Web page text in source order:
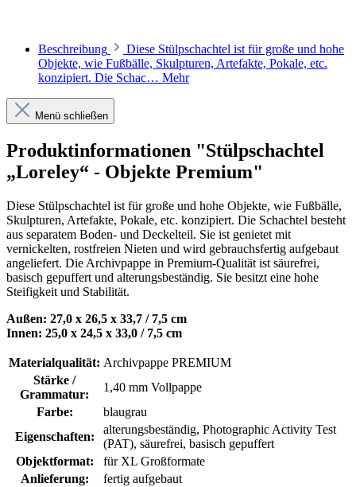
Beschreibung
Diese Stülpschachtel ist für große und hohe
Objekte, wie Fußbälle, Skulpturen, Artefakte, Pokale, etc.
konzipiert. Die Schac… Mehr
Menü schließen
Produktinformationen "Stülpschachtel
„Loreley“ - Objekte Premium"
Diese Stülpschachtel ist für große und hohe Objekte, wie Fußbälle,
Skulpturen, Artefakte, Pokale, etc. konzipiert. Die Schachtel besteht
aus separatem Boden- und Deckelteil. Sie ist genietet mit
vernickelten, rostfreien Nieten und wird gebrauchsfertig aufgebaut
angeliefert. Die Archivpappe in Premium-Qualität ist säurefrei,
basisch gepuffert und alterungsbeständig. Sie besitzt eine hohe
Steifigkeit und Stabilität.
Außen: 27,0 x 26,5 x 33,7 / 7,5 cm
Innen: 25,0 x 24,5 x 33,0 / 7,5 cm
Materialqualität: Archivpappe PREMIUM
Stärke /
Grammatur:
1,40 mm Vollpappe
Farbe:
blaugrau
Eigenschaften:
alterungsbeständig, Photographic Activity Test
(PAT), säurefrei, basisch gepuffert
Objektformat:
für XL Großformate
Anlieferung:
fertig aufgebaut